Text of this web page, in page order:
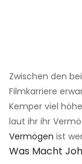
Zwischen den
Filmkarriere
Kemper viel
laut ihr ihr
Vermögen ist
Was Macht